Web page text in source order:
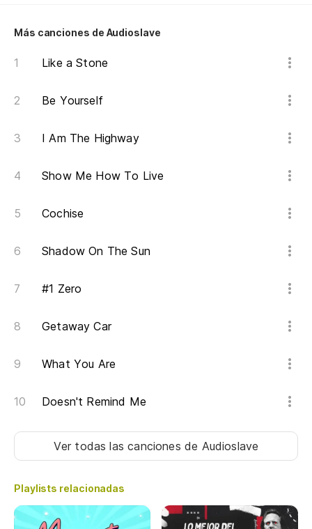
Más canciones de Audioslave
Like a Stone
Be Yourself
I Am The Highway
Show Me How To Live
Cochise
Shadow On The Sun
#1 Zero
Getaway Car
What You Are
Doesn't Remind Me
Ver todas las canciones de Audioslave
Playlists relacionadas